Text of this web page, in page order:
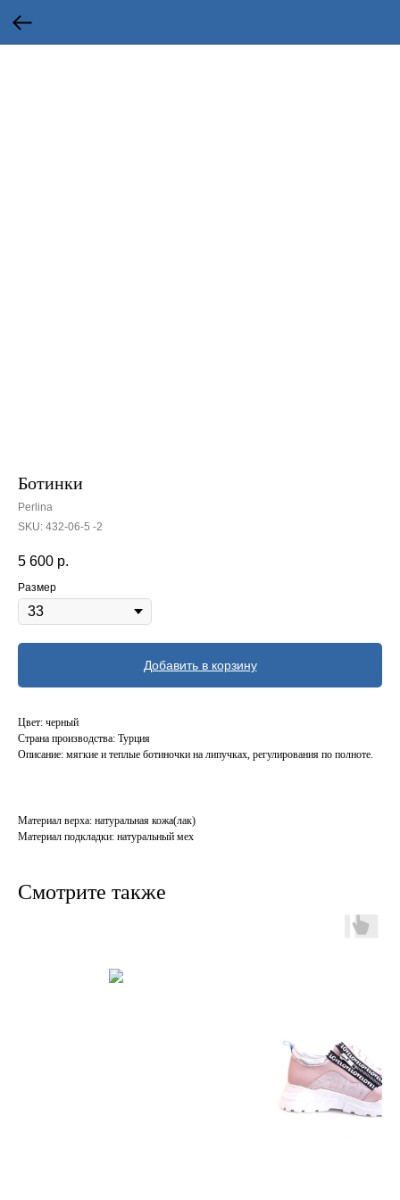
Ботинки
Perlina
SKU: 432-06-5 -2
5 600 р.
Размер
Добавить в корзину
Цвет: черный
Страна производства: Турция
Описание: мягкие и теплые ботиночки на липучках, регулирования по полноте.
Материал верха: натуральная кожа(лак)
Материал подкладки: натуральный мех
Смотрите также